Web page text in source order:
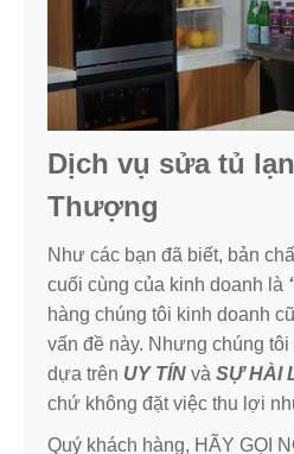
Dịch vụ sửa tủ
Thượng
Như các bạn đã biết, bản
cuối cùng của kinh doanh là
hàng chúng tôi kinh doanh
vấn đề này. Nhưng chúng
dựa trên UY TÍN và SỰ HÀI
chứ không đặt việc thu lợi
Quý khách hàng, HÃY GỌI